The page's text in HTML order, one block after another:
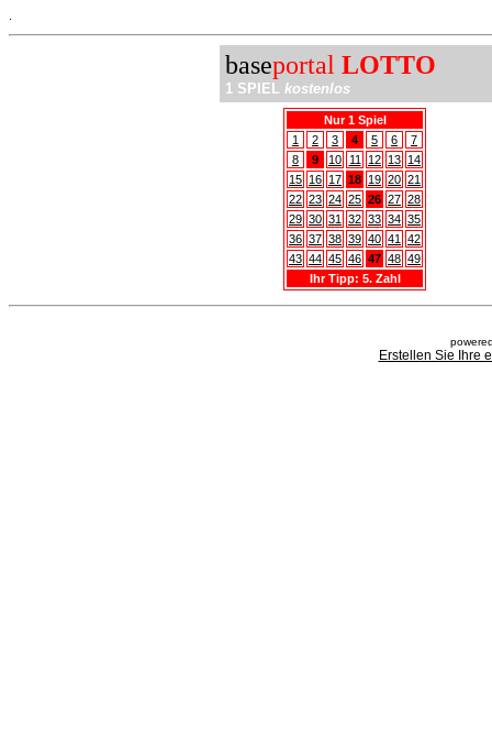
baseportal LOTTO
1 SPIEL kostenlos
Nur 1 Spiel
1
2 3 4 5 6
7
8
9 10 11 12 13 14
15 16 17 18 19 20 21
22 23 24 25 26 27 28
29 30 31 32 33 34 35
36 37 38 39 40 41
42
43 44 45 46 47 48 49
Ihr Tipp: 5. Zahl
Erstellen Sie Ihre